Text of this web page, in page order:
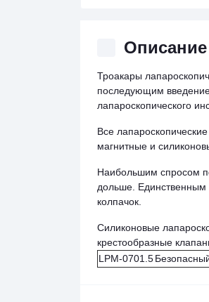
Описание
Троакары
последующим
лапароскопического
Все
магнитные и
Наибольшим спросом
дольше. Единственным
колпачок.
Силиконовые
крестообразные
LPM-0701.5